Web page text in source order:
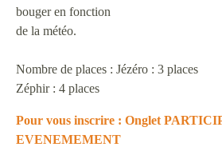
bouger en fonction
de la météo.
Nombre de places : Jézéro : 3 places
Zéphir : 4 places
Pour vous inscrire : Onglet
EVENEMEMENT